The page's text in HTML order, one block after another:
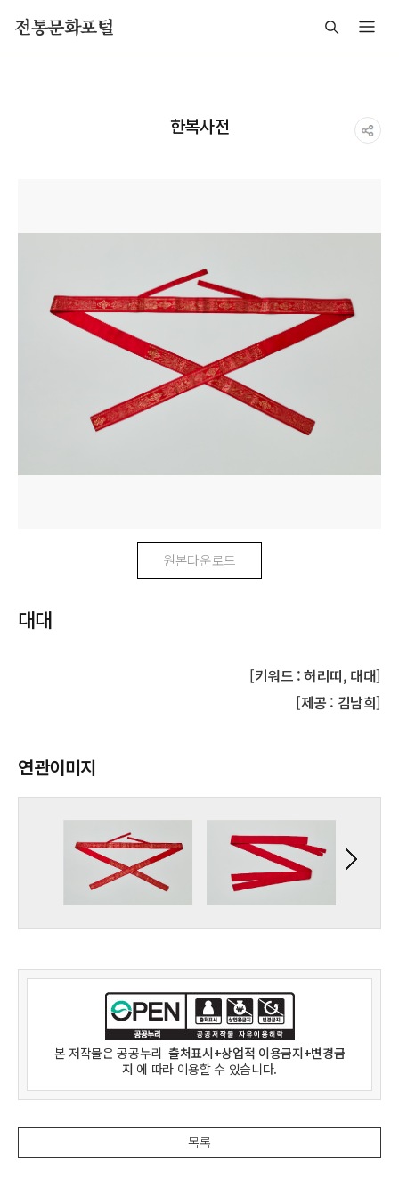
전통문화포털
한복사전
원본다운로드
대대
[키워드 : 허리띠, 대대]
[제공 : 김남희]
연관이미지
본 저작물은공공누리 출처표시+상업적 이용금지+변경금
지 에 따라 이용할 수 있습니다.
목록